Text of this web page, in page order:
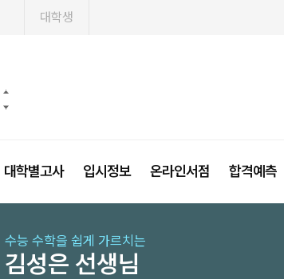
대학생
대학별고사 입시정보 온라인서점 합격예측
수능 수학을 쉽게 가르치는
김성은 선생님